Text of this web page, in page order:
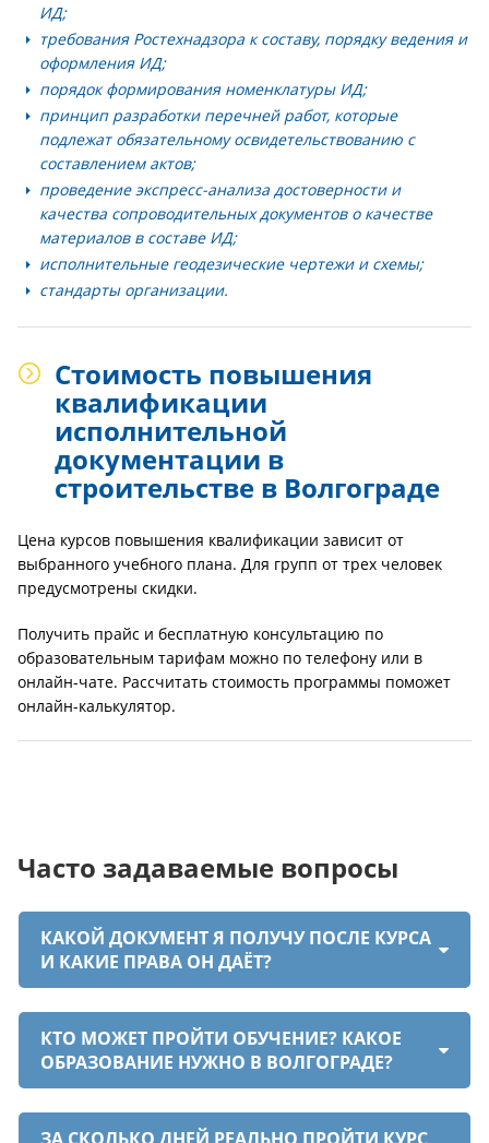
ИД;
требования Ростехнадзора к составу, порядку ведения и
оформления ИД;
порядок формирования номенклатуры ИД;
принцип разработки перечней работ, которые
подлежат обязательному освидетельствованию с
составлением актов;
проведение экспресс-анализа достоверности и
качества сопроводительных документов о качестве
материалов в составе ИД;
исполнительные геодезические чертежи и схемы;
стандарты организации.
Стоимость повышения
квалификации
исполнительной
документации в
строительстве в Волгограде
Цена курсов повышения квалификации зависит от
выбранного учебного плана. Для групп от трех человек
предусмотрены скидки.
Получить прайс и бесплатную консультацию по
образовательным тарифам можно по телефону или в
онлайн-чате. Рассчитать стоимость программы поможет
онлайн-калькулятор.
Часто задаваемые вопросы
КАКОЙ ДОКУМЕНТ Я ПОЛУЧУ ПОСЛЕ КУРСА
И КАКИЕ ПРАВА ОН ДАЁТ?
КТО МОЖЕТ ПРОЙТИ ОБУЧЕНИЕ? КАКОЕ
ОБРАЗОВАНИЕ НУЖНО В ВОЛГОГРАДЕ?